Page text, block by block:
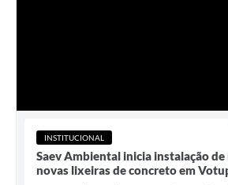
INSTITUCIONAL
Saev Ambiental inicia instalação de
novas lixeiras de concreto em